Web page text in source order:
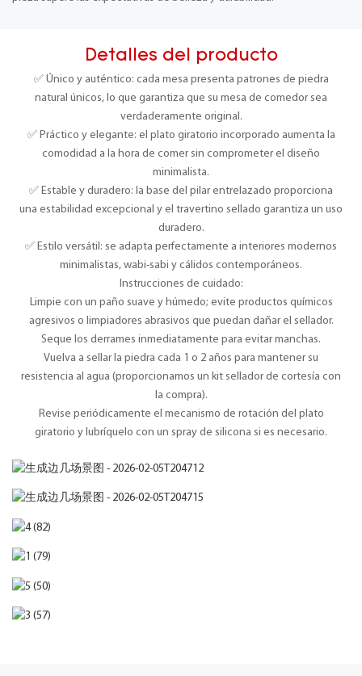
Detalles del producto
✅ Único y auténtico: cada mesa presenta patrones de piedra
natural únicos, lo que garantiza que su mesa de comedor sea
verdaderamente original.
✅ Práctico y elegante: el plato giratorio incorporado aumenta la
comodidad a la hora de comer sin comprometer el diseño
minimalista.
✅ Estable y duradero: la base del pilar entrelazado proporciona
una estabilidad excepcional y el travertino sellado garantiza un uso
duradero.
✅ Estilo versátil: se adapta perfectamente a interiores modernos
minimalistas, wabi-sabi y cálidos contemporáneos.
Instrucciones de cuidado:
Limpie con un paño suave y húmedo; evite productos químicos
agresivos o limpiadores abrasivos que puedan dañar el sellador.
Seque los derrames inmediatamente para evitar manchas.
Vuelva a sellar la piedra cada 1 o 2 años para mantener su
resistencia al agua (proporcionamos un kit sellador de cortesía con
la compra).
Revise periódicamente el mecanismo de rotación del plato
giratorio y lubríquelo con un spray de silicona si es necesario.